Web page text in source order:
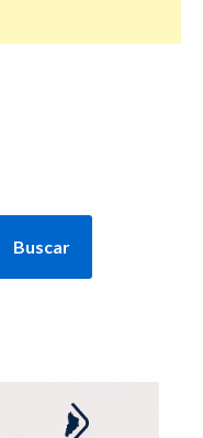
Buscar